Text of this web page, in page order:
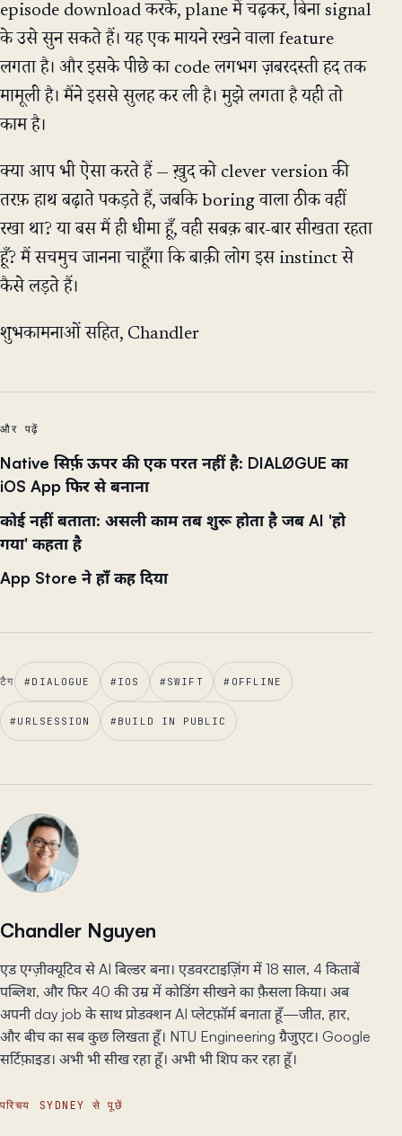
episode download करके, plane में चढ़कर, बिना signal
के उसे सुन सकते हैं। यह एक मायने रखने वाला feature
लगता है। और इसके पीछे का code लगभग ज़बरदस्ती हद तक
मामूली है। मैंने इससे सुलह कर ली है। मुझे लगता है यही तो
काम है।
क्या आप भी ऐसा करते हैं — ख़ुद को clever version की
तरफ़ हाथ बढ़ाते पकड़ते हैं, जबकि boring वाला ठीक वहीं
रखा था? या बस मैं ही धीमा हूँ, वही सबक़ बार-बार सीखता रहता
हूँ? मैं सचमुच जानना चाहूँगा कि बाक़ी लोग इस instinct से
कैसे लड़ते हैं।
शुभकामनाओं सहित, Chandler
और पढ़ें
Native सिर्फ़ ऊपर की एक परत नहीं है: DIALØGUE का
iOS App फिर से बनाना
कोई नहीं बताता: असली काम तब शुरू होता है जब AI 'हो
गया' कहता है
App Store ने हाँ कह दिया
टैग #DIALOGUE #IOS #SWIFT # OFFLINE
#URLSESSION #BUILD IN PUBLIC
Chandler Nguyen
एड एग्ज़ीक्यूटिव से AI बिल्डर बना। एडवरटाइज़िंग में 18 साल, 4 किताबें
पब्लिश, और फिर 40 की उम्र में कोडिंग सीखने का फ़ैसला किया। अब
अपनी day job के साथ प्रोडक्शन AI प्लेटफ़ॉर्म बनाता हूँ—जीत, हार,
और बीच का सब कुछ लिखता हूँ। NTU Engineering ग्रैजुएट। Google
सर्टिफ़ाइड। अभी भी सीख रहा हूँ। अभी भी शिप कर रहा हूँ।
परिचय SYDNEY से पूछें